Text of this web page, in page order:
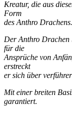
Kreatur, die aus
Form
des Anthro Drachens.
Der Anthro Drachen
für die
Ansprüche von
erstreckt
er sich über
Mit einer breiten
garantiert.